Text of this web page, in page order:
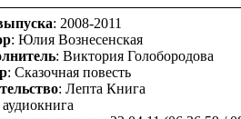
: 2008-2011
: Юлия Вознесенская
: Виктория Голобородова
: Сказочная повесть
: Лепта Книга
аудиокнига